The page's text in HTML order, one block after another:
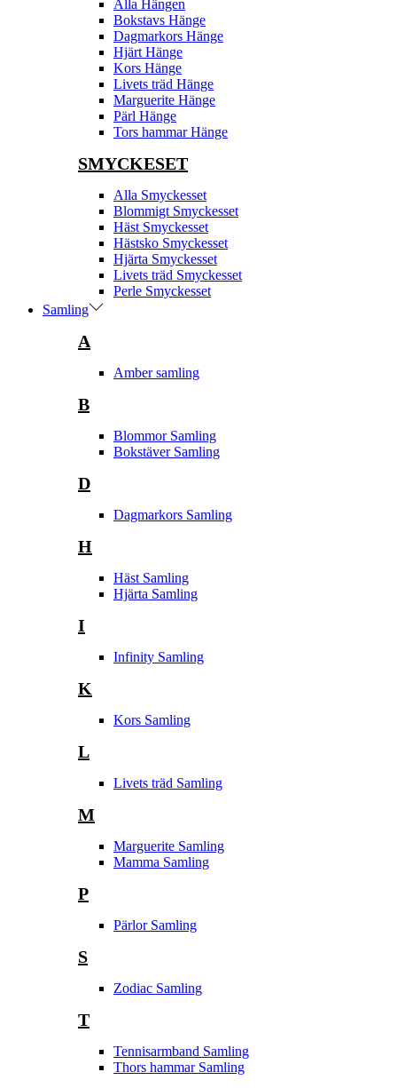
Alla Hängen
Bokstavs Hänge
Dagmarkors Hänge
Hjärt Hänge
Kors Hänge
Livets träd Hänge
Marguerite Hänge
Pärl Hänge
Tors hammar Hänge
SMYCKESET
Alla Smyckesset
Blommigt Smyckesset
Häst Smyckesset
Hästsko Smyckesset
Hjärta Smyckesset
Livets träd Smyckesset
Perle Smyckesset
Samling
A
Amber samling
B
Blommor Samling
Bokstäver Samling
D
Dagmarkors Samling
H
Häst Samling
Hjärta Samling
I
Infinity Samling
K
Kors Samling
L
Livets träd Samling
M
Marguerite Samling
Mamma Samling
P
Pärlor Samling
S
Zodiac Samling
T
Tennisarmband Samling
Thors hammar Samling